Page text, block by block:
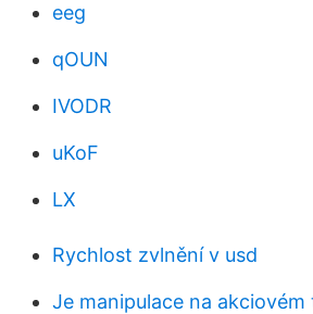
eeg
qOUN
IVODR
uKoF
LX
Rychlost zvlnění v usd
Je manipulace na akciovém